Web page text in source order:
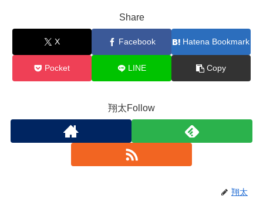
Share
X Facebook Hatena Bookmark
Pocket LINE Copy
翔太Follow
翔太